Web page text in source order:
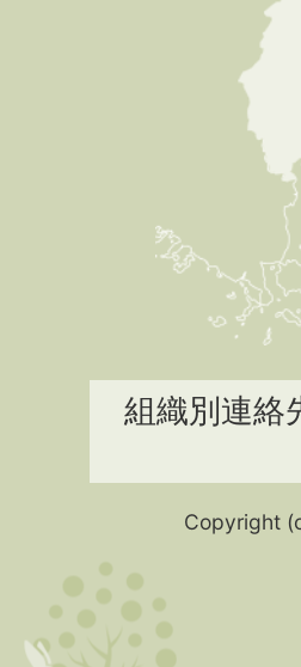
組織別連絡
Copyright